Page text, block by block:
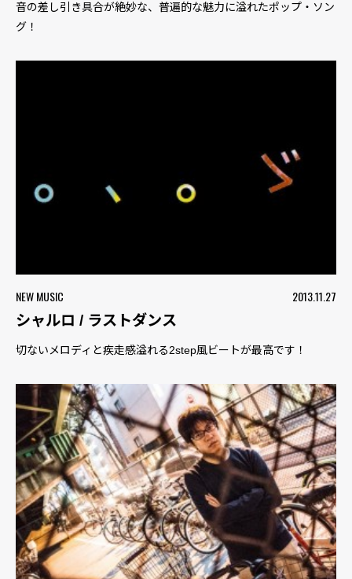
音の差し引き具合が絶妙な、普遍的な魅力に溢れたポップ・ソン
グ！
NEW MUSIC
2013.11.27
シャルロ / ラストダンス
切ないメロディと疾走感溢れる2step風ビートが最高です！